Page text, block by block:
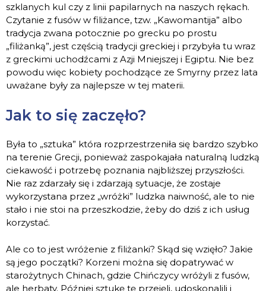
szklanych kul czy z linii papilarnych na naszych rękach.
Czytanie z fusów w filiżance, tzw. „Kawomantija” albo
tradycja zwana potocznie po grecku po prostu
„filiżanką”, jest częścią tradycji greckiej i przybyła tu wraz
z greckimi uchodźcami z Azji Mniejszej i Egiptu. Nie bez
powodu więc kobiety pochodzące ze Smyrny przez lata
uważane były za najlepsze w tej materii.
Jak to się zaczęło?
Była to „sztuka” która rozprzestrzeniła się bardzo szybko
na terenie Grecji, ponieważ zaspokajała naturalną ludzką
ciekawość i potrzebę poznania najbliższej przyszłości.
Nie raz zdarzały się i zdarzają sytuacje, że zostaje
wykorzystana przez „wróżki” ludzka naiwność, ale to nie
stało i nie stoi na przeszkodzie, żeby do dziś z ich usług
korzystać.
Ale co to jest wróżenie z filiżanki? Skąd się wzięło? Jakie
są jego początki? Korzeni można się dopatrywać w
starożytnych Chinach, gdzie Chińczycy wróżyli z fusów,
ale herbaty. Później sztukę tę przejęli, udoskonalili i